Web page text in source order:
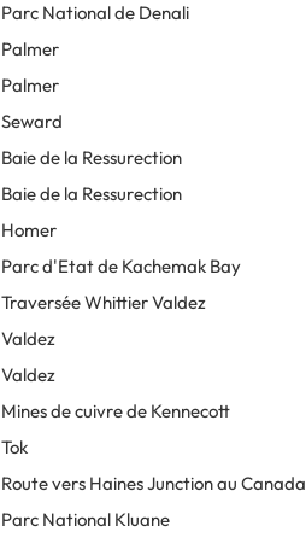
Parc National de Denali
Palmer
Palmer
Seward
Baie de la Ressurection
Baie de la Ressurection
Homer
Parc d'Etat de Kachemak Bay
Traversée Whittier Valdez
Valdez
Valdez
Mines de cuivre de Kennecott
Tok
Route vers Haines Junction au Canada
Parc National Kluane